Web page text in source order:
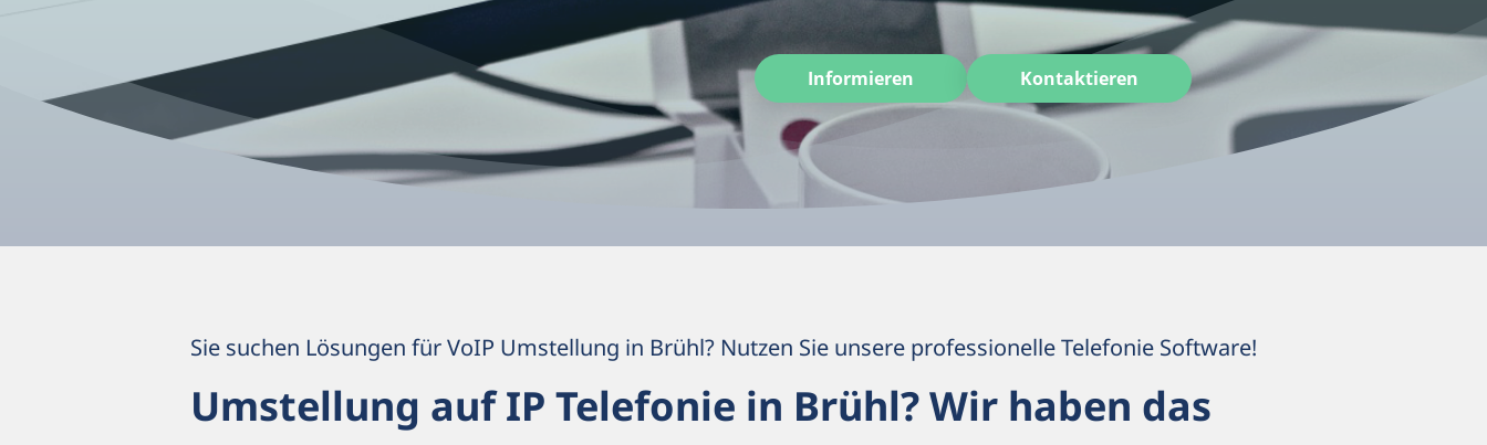
Informieren Kontaktieren
Sie suchen Lösungen für VoIP Umstellung in Brühl? Nutzen Sie unsere professionelle Telefonie Software!
Umstellung auf IP Telefonie in Brühl? Wir haben das